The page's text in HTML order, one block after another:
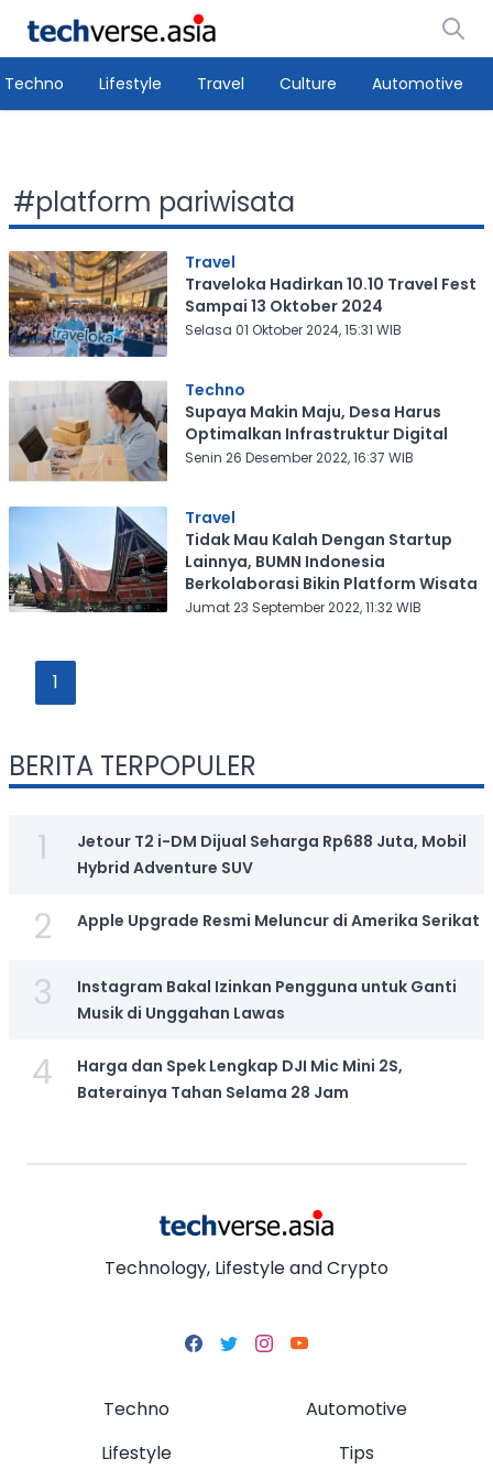
Techno Lifestyle Travel Culture Automotive
#platform pariwisata
Travel
Traveloka Hadirkan 10.10 Travel Fest
Sampai 13 Oktober 2024
Selasa 01 Oktober 2024, 15:31 WIB
Techno
Supaya Makin Maju, Desa Harus
Optimalkan Infrastruktur Digital
Senin 26 Desember 2022, 16:37 WIB
Travel
Tidak Mau Kalah Dengan Startup
Lainnya, BUMN Indonesia
Berkolaborasi Bikin Platform Wisata
Jumat 23 September 2022, 11:32 WIB
1
BERITA TERPOPULER
1
Jetour T2 i-DM Dijual Seharga Rp688 Juta, Mobil
Hybrid Adventure SUV
2 Apple Upgrade Resmi Meluncur di Amerika Serikat
3
Instagram Bakal Izinkan Pengguna untuk Ganti
Musik di Unggahan Lawas
4
Harga dan Spek Lengkap DJI Mic Mini 2S,
Baterainya Tahan Selama 28 Jam
Technology, Lifestyle and Crypto
Techno
Lifestyle
Automotive
Tips